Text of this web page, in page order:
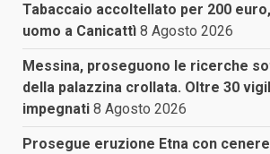
Tabaccaio accoltellato per 200
uomo a Canicattì 8 Agosto 2026
Messina, proseguono le ricerche
della palazzina crollata. Oltre 30
impegnati 8 Agosto 2026
Prosegue eruzione Etna con